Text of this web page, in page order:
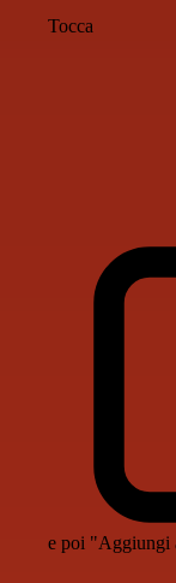
Tocca
e poi "Aggiungi